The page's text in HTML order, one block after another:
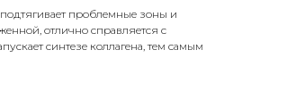
проблемные зоны и
отлично справляется с
синтезе коллагена, тем самым